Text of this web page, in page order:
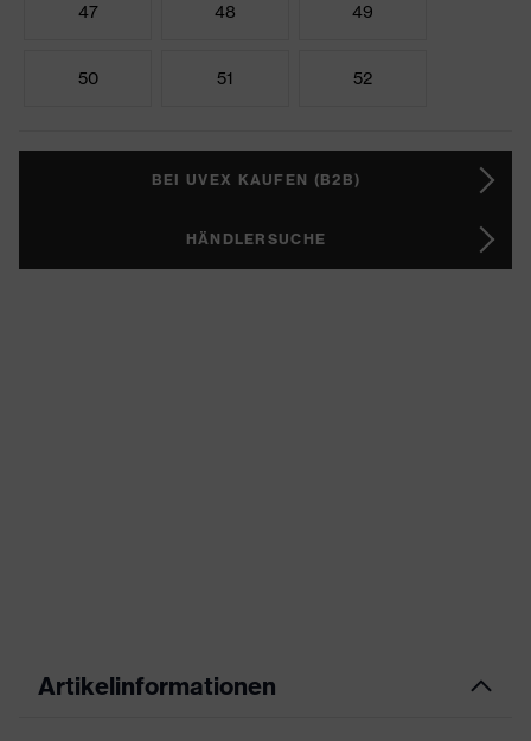
47 48 49
50 51 52
BEI UVEX KAUFEN (B2B)
HÄNDLERSUCHE
Artikelinformationen